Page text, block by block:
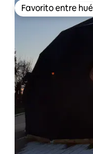
Favorito entre
Favorito entre